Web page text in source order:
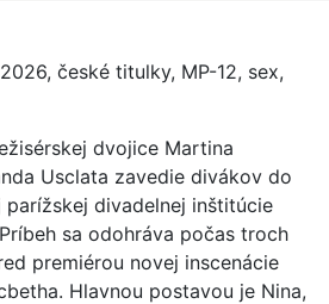
české titulky, MP-12, sex,
dvojice Martina
Usclata zavedie divákov do
parížskej divadelnej inštitúcie
sa odohráva počas troch
premiérou novej inscenácie
Hlavnou postavou je Nina,